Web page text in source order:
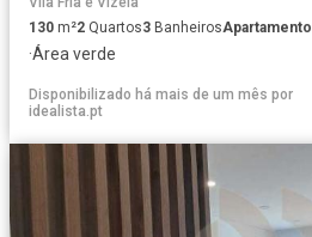
130 m²2 Quartos3 BanheirosApartamento
·Área verde
Disponibilizado há mais de um mês por
idealista.pt